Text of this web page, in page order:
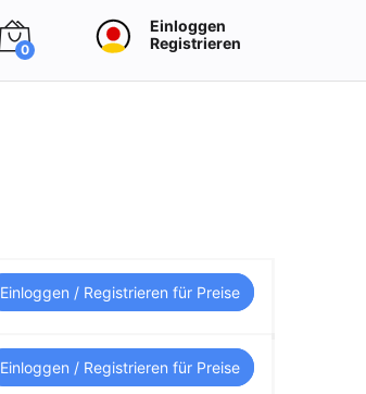
0
Einloggen
Registrieren
Einloggen / Registrieren für Preise
Einloggen / Registrieren für Preise